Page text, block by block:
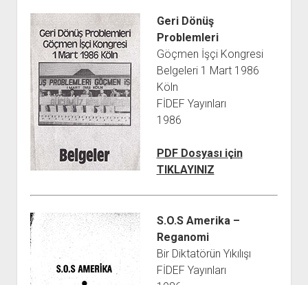
Geri Dönüş
Problemleri
Göçmen İşçi Kongresi
Belgeleri 1 Mart 1986
Köln
FİDEF Yayınları
1986
PDF Dosyası için
TIKLAYINIZ
S.O.S Amerika –
Reganomi
Bir Diktatörün Yıkılışı
FİDEF Yayınları